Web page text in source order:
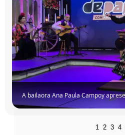
Ana Paula Campoy apresenta... mais
1 2 3 4